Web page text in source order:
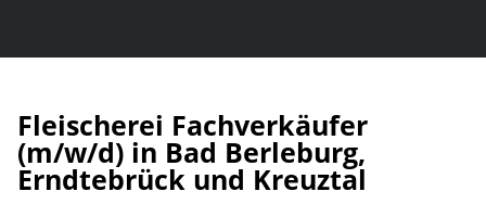
Fleischerei Fach­verkäufer
(m/w/d) in Bad Berleburg,
Erndtebrück und Kreuztal